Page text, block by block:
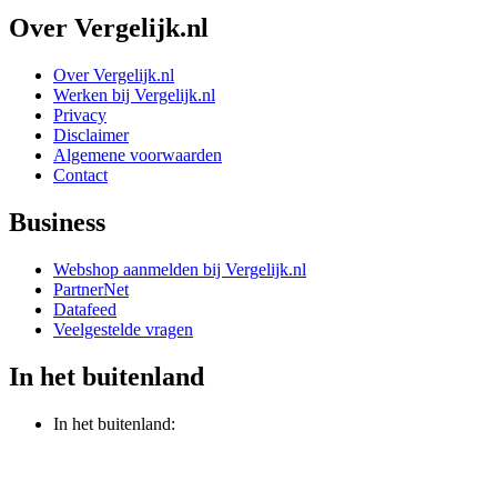
Over Vergelijk.nl
Over Vergelijk.nl
Werken bij Vergelijk.nl
Privacy
Disclaimer
Algemene voorwaarden
Contact
Business
Webshop aanmelden bij Vergelijk.nl
PartnerNet
Datafeed
Veelgestelde vragen
In het buitenland
In het buitenland: